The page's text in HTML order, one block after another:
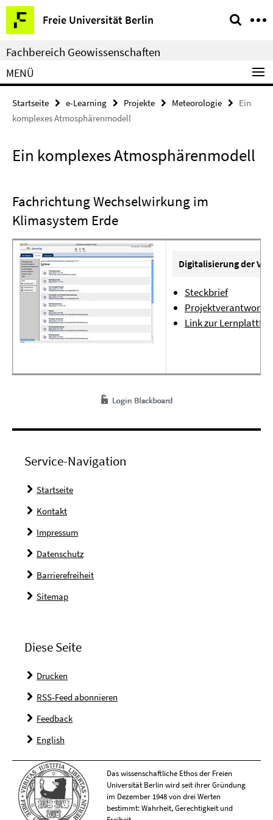
Springe
direkt
zu
Inhalt
Freie Universität Berlin
Service-
Navigation
Fachbereich Geowissenschaften
MENÜ
Startseite e-Learning Projekte Meteorologie
Ein
komplexes Atmosphärenmodell
Ein komplexes Atmosphärenmodell
Fachrichtung Wechselwirkung im
Klimasystem Erde
Digitalisierung der
Steckbrief
Link zur
Service-Navigation
Startseite
Kontakt
Impressum
Datenschutz
Barrierefreiheit
Sitemap
Diese Seite
Drucken
RSS-Feed abonnieren
Feedback
English
Das wissenschaftliche Ethos der Freien
Universität Berlin wird seit ihrer Gründung
im Dezember 1948 von drei Werten
bestimmt: Wahrheit, Gerechtigkeit und